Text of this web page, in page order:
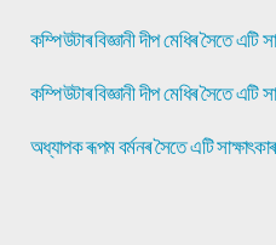
কম্পিউটাৰ বিজ্ঞানী দীপ মেধিৰ সৈতে এটি
কম্পিউটাৰ বিজ্ঞানী দীপ মেধিৰ সৈতে এটি
অধ্যাপক ৰূপম বৰ্মনৰ সৈতে এটি সাক্ষাৎকাৰ